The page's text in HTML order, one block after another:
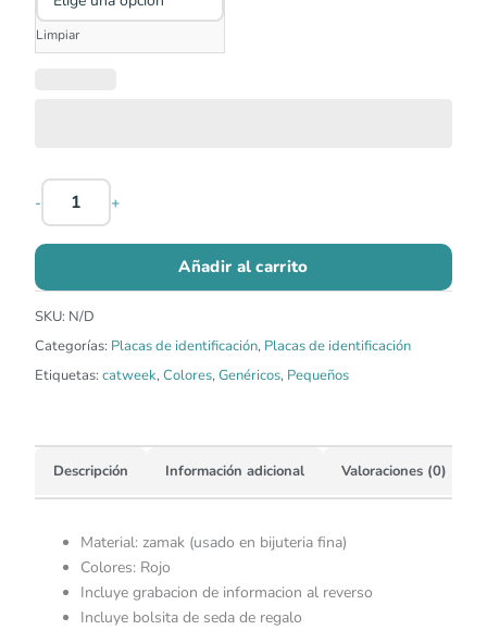
Limpiar
- +
Añadir al carrito
SKU: N/D
Categorías: Placas de identificación, Placas de identificación
Etiquetas: catweek,Colores,Genéricos, Pequeños
Descripción Información adicional Valoraciones (0)
Material: zamak (usado en bijuteria fina)
Colores: Rojo
Incluye grabacion de informacion al reverso
Incluye bolsita de seda de regalo